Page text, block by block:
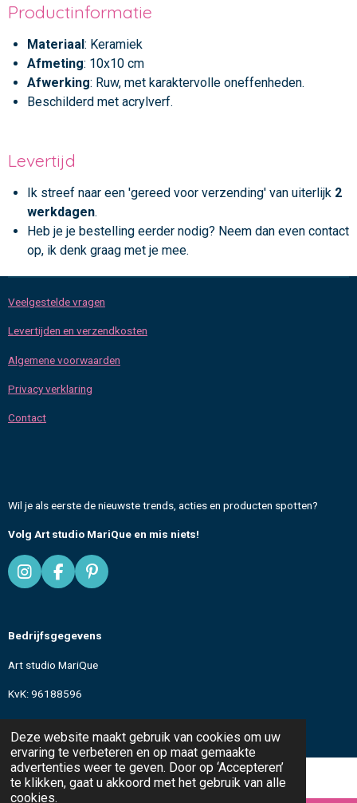
Deze website maakt gebruik van cookies om uw
ervaring te verbeteren en op maat gemaakte
advertenties weer te geven. Door op ‘Accepteren’
te klikken, gaat u akkoord met het gebruik van alle
cookies.
Productinformatie
Materiaal: Keramiek
Afmeting: 10x10 cm
Afwerking: Ruw, met karaktervolle oneffenheden.
Beschilderd met acrylverf.
Levertijd
Ik streef naar een 'gereed voor verzending' van uiterlijk 2
werkdagen.
Heb je je bestelling eerder nodig? Neem dan even contact
op, ik denk graag met je mee.
Veelgestelde vragen
Levertijden en verzendkosten
Algemene voorwaarden
Privacy verklaring
Contact
Wil je als eerste de nieuwste trends, acties en producten spotten?
Volg Art studio MariQue en mis niets!
I
n
a
r
m
F
a
b
o
P
i
e
e
Bedrijfsgegevens
Art studio MariQue
KvK: 96188596
All text and images© 2024-2026 Art studio MariQue